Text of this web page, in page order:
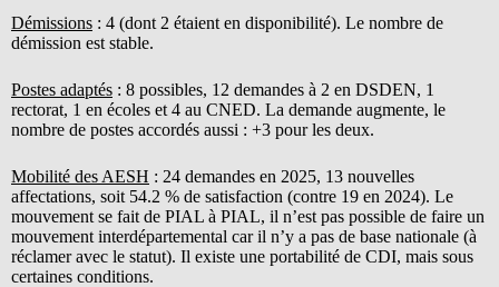
Démissions : 4 (dont 2 étaient en disponibilité). Le nombre de
démission est stable.
Postes adaptés : 8 possibles, 12 demandes à 2 en DSDEN, 1
rectorat, 1 en écoles et 4 au CNED. La demande augmente, le
nombre de postes accordés aussi : +3 pour les deux.
Mobilité des AESH : 24 demandes en 2025, 13 nouvelles
affectations, soit 54.2 % de satisfaction (contre 19 en 2024). Le
mouvement se fait de PIAL à PIAL, il n’est pas possible de faire un
mouvement interdépartemental car il n’y a pas de base nationale (à
réclamer avec le statut). Il existe une portabilité de CDI, mais sous
certaines conditions.